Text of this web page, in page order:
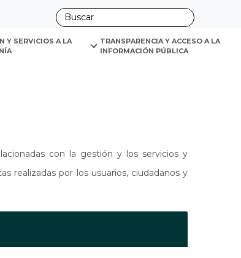
Y SERVICIOS A LA
TRANSPARENCIA Y ACCESO A LA
INFORMACIÓN PÚBLICA
con la gestión y los servicios y
realizadas por los usuarios, ciudadanos y